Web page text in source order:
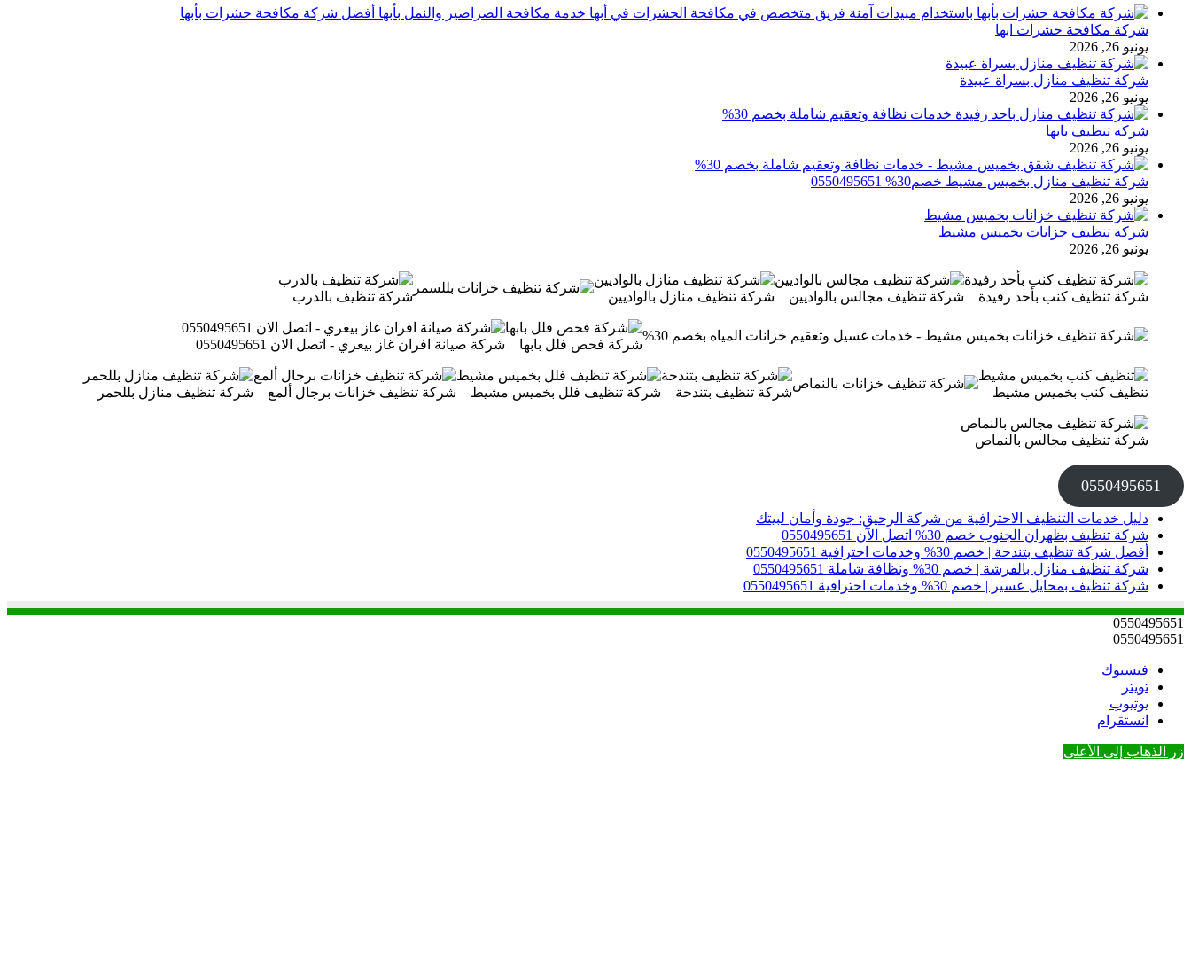
شركة مكافحة حشرات ابها
يونيو 26, 2026
شركة تنظيف منازل بسراة عبيدة
يونيو 26, 2026
شركة تنظيف بابها
يونيو 26, 2026
شركة تنظيف منازل بخميس مشيط خصم30% 0550495651
يونيو 26, 2026
شركة تنظيف خزانات بخميس مشيط
يونيو 26, 2026
شركة تنظيف كنب بأحد رفيدة شركة تنظيف مجالس بالواديين شركة تنظيف منازل بالواديين شركة تنظيف بالدرب
شركة فحص فلل بابها شركة صيانة افران غاز بيعري - اتصل الان 0550495651
تنظيف كنب بخميس مشيط شركة تنظيف بتندحة شركة تنظيف فلل بخميس مشيط شركة تنظيف خزانات برجال ألمع شركة تنظيف منازل بللحمر
شركة تنظيف مجالس بالنماص
0550495651
دليل خدمات التنظيف الاحترافية من شركة الرحيق: جودة وأمان لبيتك
شركة تنظيف بظهران الجنوب خصم 30% اتصل الآن 0550495651
أفضل شركة تنظيف بتندحة | خصم 30% وخدمات احترافية 0550495651
شركة تنظيف منازل بالفرشة | خصم 30% ونظافة شاملة 0550495651
شركة تنظيف بمحايل عسير | خصم 30% وخدمات احترافية 0550495651
0550495651
0550495651
فيسبوك
تويتر
يوتيوب
انستقرام
زر الذهاب إلى الأعلى